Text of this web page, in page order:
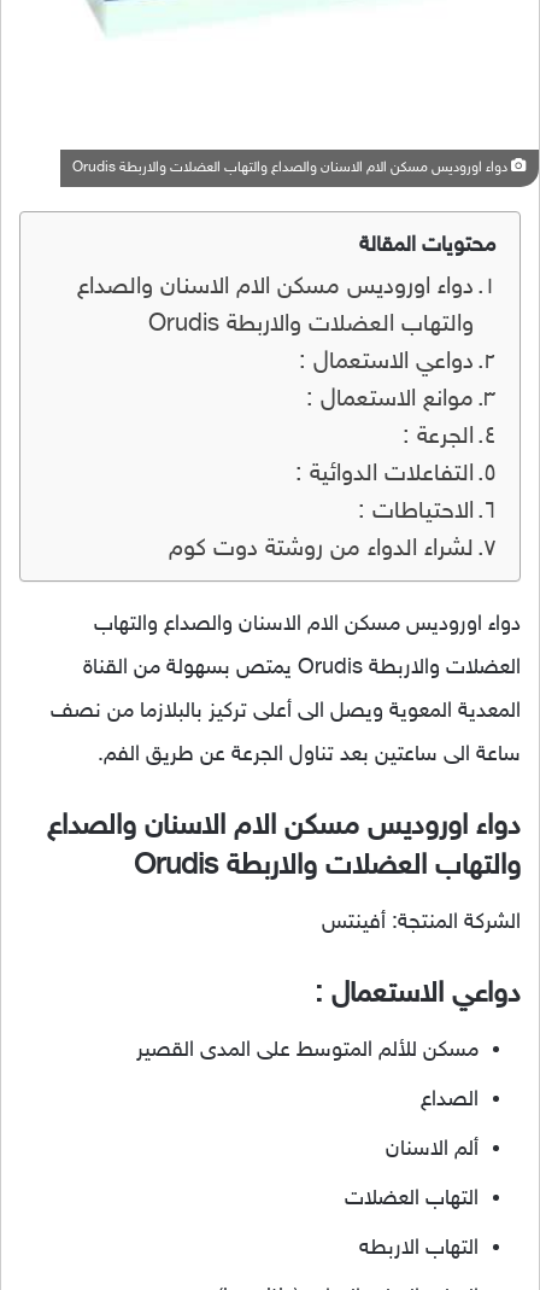
دواء اوروديس مسكن الام الاسنان والصداع والتهاب العضلات والاربطة Orudis
محتويات المقالة
دواء اوروديس مسكن الام الاسنان والصداع
والتهاب العضلات والاربطة Orudis
دواعي الاستعمال :
موانع الاستعمال :
الجرعة :
التفاعلات الدوائية :
الاحتياطات :
لشراء الدواء من روشتة دوت كوم
دواء اوروديس مسكن الام الاسنان والصداع والتهاب
العضلات والاربطة Orudis يمتص بسهولة من القناة
المعدية المعوية ويصل الى أعلى تركيز بالبلازما من نصف
ساعة الى ساعتين بعد تناول الجرعة عن طريق الفم.
دواء اوروديس مسكن الام الاسنان والصداع
والتهاب العضلات والاربطة Orudis
الشركة المنتجة: أفينتس
دواعي الاستعمال :
مسكن للألم المتوسط على المدى القصير
الصداع
ألم الاسنان
التهاب العضلات
التهاب الاربطه